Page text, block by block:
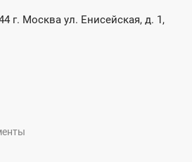
г. Москва ул. Енисейская, д. 1,